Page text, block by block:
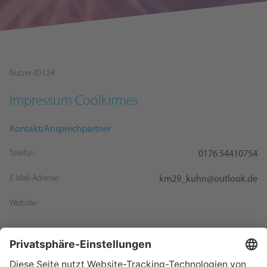
Nutzer-ID: 124
Impressum Coolkirmes
Kontakt/Ansprechpartner
Telefon: 0176 54410754
E-Mail-Adresse: km29_kuhn@outlook.de
Website: